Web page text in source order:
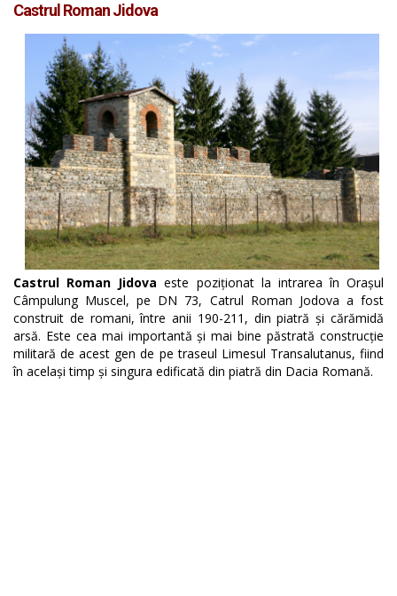
Castrul Roman Jidova
Castrul Roman Jidova este poziționat la intrarea în Orașul
Câmpulung Muscel, pe DN 73, Catrul Roman Jodova a fost
construit de romani, între anii 190-211, din piatră și cărămidă
arsă. Este cea mai importantă și mai bine păstrată construcție
militară de acest gen de pe traseul Limesul Transalutanus, fiind
în același timp și singura edificată din piatră din Dacia Romană.